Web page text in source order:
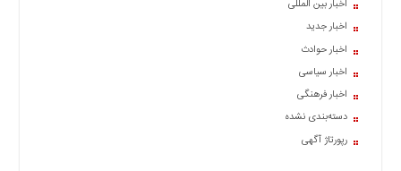
اقتصادی
اخبار بین المللی
اخبار جدید
اخبار حوادث
اخبار سیاسی
اخبار فرهنگی
دسته‌بندی نشده
رپورتاژ آگهی